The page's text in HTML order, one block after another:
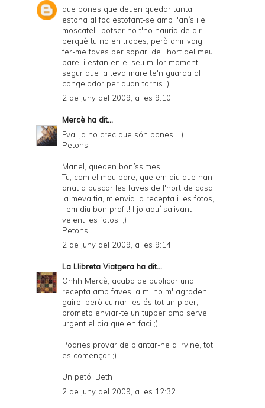
que bones que deuen quedar tanta
estona al foc estofant-se amb l'anís i el
moscatell. potser no t'ho hauria de dir
perquè tu no en trobes, però ahir vaig
fer-me faves per sopar, de l'hort del meu
pare, i estan en el seu millor moment.
segur que la teva mare te'n guarda al
congelador per quan tornis :)
2 de juny del 2009, a les 9:10
Mercè ha dit...
Eva, ja ho crec que són bones!! ;)
Petons!
Manel, queden boníssimes!!
Tu, com el meu pare, que em diu que han
anat a buscar les faves de l'hort de casa
la meva tia, m'envia la recepta i les fotos,
i em diu bon profit! I jo aquí salivant
veient les fotos. ;)
Petons!
2 de juny del 2009, a les 9:14
La Llibreta Viatgera ha dit...
Ohhh Mercè, acabo de publicar una
recepta amb faves, a mi no m' agraden
gaire, però cuinar-les és tot un plaer,
prometo enviar-te un tupper amb servei
urgent el dia que en faci ;)
Podries provar de plantar-ne a Irvine, tot
es començar ;)
Un petó! Beth
2 de juny del 2009, a les 12:32